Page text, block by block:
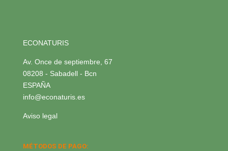
ECONATURIS
Av. Once de septiembre, 67
08208 - Sabadell - Bcn
ESPAÑA
info@econaturis.es
Aviso legal
MÉTODOS DE PAGO: